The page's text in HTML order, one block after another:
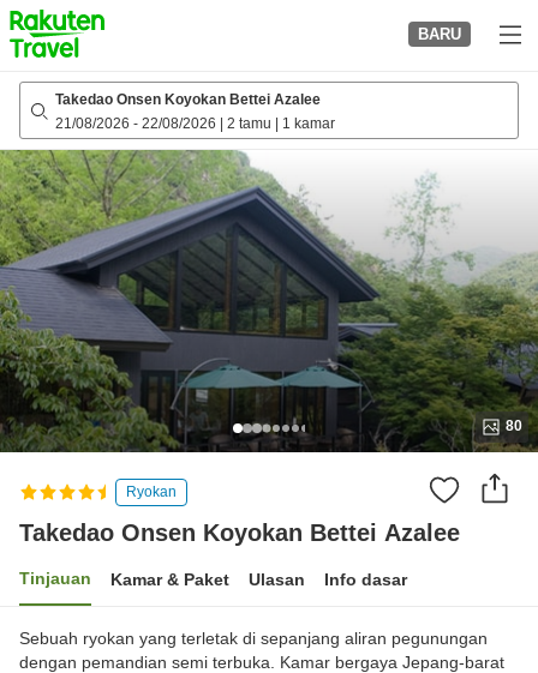
to
top
page
BARU
Takedao Onsen Koyokan Bettei Azalee
21/08/2026 - 22/08/2026 2 tamu 1 kamar
80
Ryokan
Takedao Onsen Koyokan Bettei Azalee
Tinjauan Kamar & Paket Ulasan Info dasar
Sebuah ryokan yang terletak di sepanjang aliran pegunungan
dengan pemandian semi terbuka. Kamar bergaya Jepang-barat